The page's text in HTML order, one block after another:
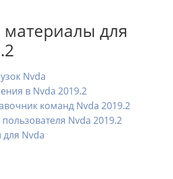
для
Nvda
в Nvda 2019.2
команд Nvda 2019.2
Nvda 2019.2
Nvda